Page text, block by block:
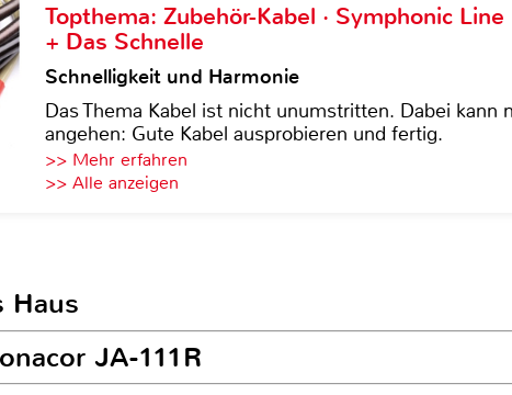
Topthema: Zubehör-Kabel · Symphonic
+ Das Schnelle
Schnelligkeit und Harmonie
Das Thema Kabel ist nicht unumstritten. Dabei kann
angehen: Gute Kabel ausprobieren und fertig.
>> Mehr erfahren
>> Alle anzeigen
Haus
JA-111R